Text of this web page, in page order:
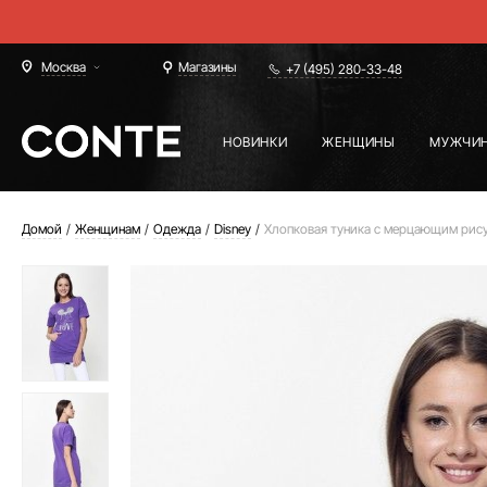
Москва Магазины +7 (495) 280-33-48
НОВИНКИ ЖЕНЩИНЫ
Домой Женщинам Одежда Disney Хлопковая туника с мерцающим